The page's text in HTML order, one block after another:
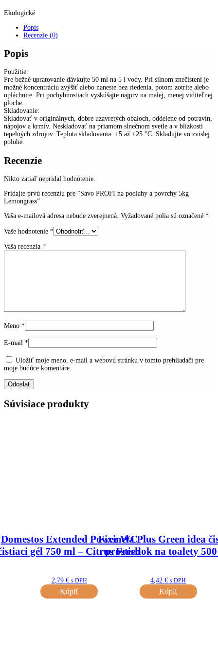
Ekologické
Popis
Recenzie (0)
Popis
Použitie:
Pre bežné upratovanie dávkujte 50 ml na 5 l vody. Pri silnom znečistení je
možné koncentráciu zvýšiť alebo naneste bez riedenia, potom zotrite alebo
opláchnite. Pri pochybnostiach vyskúšajte najprv na malej, menej viditeľnej
ploche.
Skladovanie:
Skladovať v originálnych, dobre uzavretých obaloch, oddelene od potravín,
nápojov a krmív. Neskladovať na priamom slnečnom svetle a v blízkosti
tepelných zdrojov. Teplota skladovania: +5 až +25 °C. Skladujte vo zvislej
polohe.
Recenzie
Nikto zatiaľ nepridal hodnotenie.
Pridajte prvú recenziu pre “Savo PROFI na podlahy a povrchy 5kg
Lemongrass”
Vaša e-mailová adresa nebude zverejnená. Vyžadované polia sú označené *
Vaše hodnotenie *
Vaša recenzia *
Meno *
E-mail *
Uložiť moje meno, e-mail a webovú stránku v tomto prehliadači pre
moje budúce komentáre.
Súvisiace produkty
Domestos Extended Power WC
gél 750 ml – Citrus Fresh
2,79 € s DPH
Kúpiť
Fixinela Plus Green idea
prostiedok na toalety
4,42€ s DPH
Kúpiť